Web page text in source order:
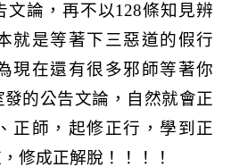
文論，再不以128條知見辨
就是等著下三惡道的假行
現在還有很多邪師等著你
的公告文論，自然就會正
正師，起修正行，學到正
修成正解脫！！！！